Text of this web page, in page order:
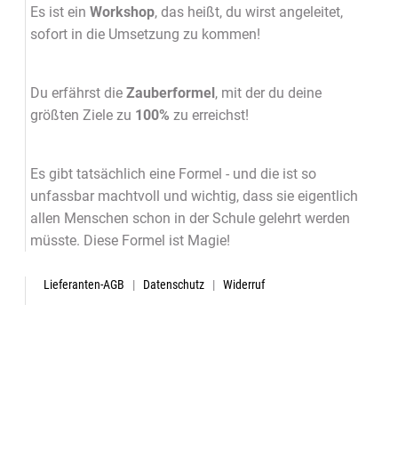
Es ist ein Workshop, das heißt, du wirst angeleitet,
sofort in die Umsetzung zu kommen!
Du erfährst die Zauberformel , mit der du deine
größten Ziele zu 100% zu erreichst!
Es gibt tatsächlich eine Formel - und die ist so
unfassbar machtvoll und wichtig, dass sie eigentlich
allen Menschen schon in der Schule gelehrt werden
müsste. Diese Formel ist Magie!
Lieferanten-AGB | Datenschutz| Widerruf